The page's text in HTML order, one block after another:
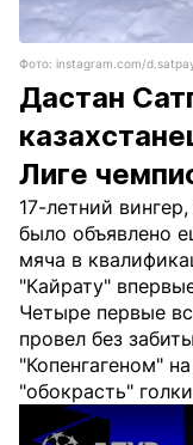
Фото: instagram.com/
Дастан
Лиге
17-летний
было объявлено
мяча в
"Кайрату"
Четыре первые
провел без
"Копенгагеном"
"обокрасть"